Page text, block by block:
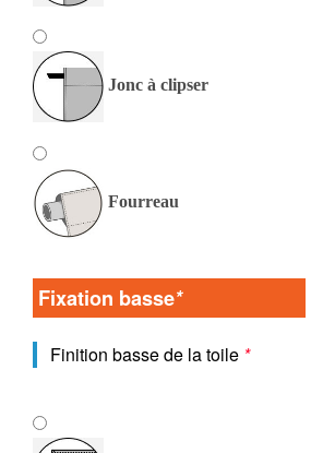
Jonc à clipser
Fourreau
Fixation basse*
Finition basse de la toile *